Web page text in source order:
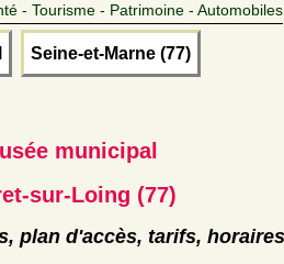
- Tourisme - Patrimoine - Automobiles
Seine-et-Marne (77)
municipal
sur-Loing (77)
plan d'accès, tarifs, horaires